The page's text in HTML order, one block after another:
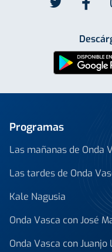
Programas
Las mañanas de Onda
Las tardes de Onda
Kale Nagusia
Onda Vasca con José
Onda Vasca con